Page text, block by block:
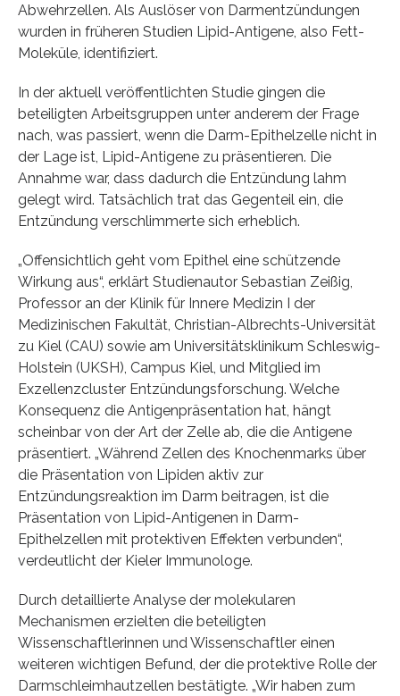
Abwehrzellen. Als Auslöser von Darmentzündungen
wurden in früheren Studien Lipid-Antigene, also Fett-
Moleküle, identifiziert.
In der aktuell veröffentlichten Studie gingen die
beteiligten Arbeitsgruppen unter anderem der Frage
nach, was passiert, wenn die Darm-Epithelzelle nicht in
der Lage ist, Lipid-Antigene zu präsentieren. Die
Annahme war, dass dadurch die Entzündung lahm
gelegt wird. Tatsächlich trat das Gegenteil ein, die
Entzündung verschlimmerte sich erheblich.
„Offensichtlich geht vom Epithel eine schützende
Wirkung aus“, erklärt Studienautor Sebastian Zeißig,
Professor an der Klinik für Innere Medizin I der
Medizinischen Fakultät, Christian-Albrechts-Universität
zu Kiel (CAU) sowie am Universitätsklinikum Schleswig-
Holstein (UKSH), Campus Kiel, und Mitglied im
Exzellenzcluster Entzündungsforschung. Welche
Konsequenz die Antigenpräsentation hat, hängt
scheinbar von der Art der Zelle ab, die die Antigene
präsentiert. „Während Zellen des Knochenmarks über
die Präsentation von Lipiden aktiv zur
Entzündungsreaktion im Darm beitragen, ist die
Präsentation von Lipid-Antigenen in Darm-
Epithelzellen mit protektiven Effekten verbunden“,
verdeutlicht der Kieler Immunologe.
Durch detaillierte Analyse der molekularen
Mechanismen erzielten die beteiligten
Wissenschaftlerinnen und Wissenschaftler einen
weiteren wichtigen Befund, der die protektive Rolle der
Darmschleimhautzellen bestätigte. „Wir haben zum